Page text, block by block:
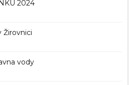
2024
Žirovnici
vody